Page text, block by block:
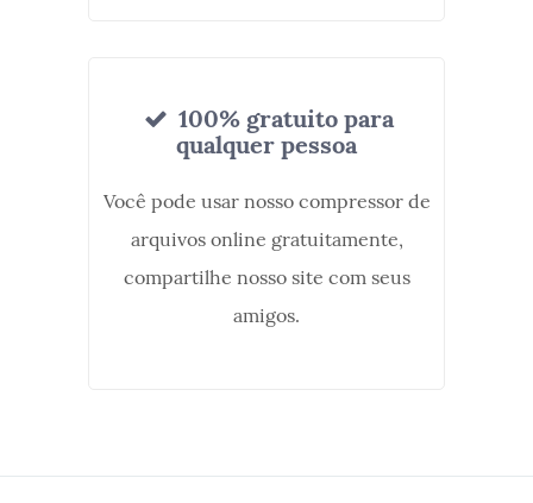
100% gratuito para
qualquer pessoa
Você pode usar nosso compressor de
arquivos online gratuitamente,
compartilhe nosso site com seus
amigos.